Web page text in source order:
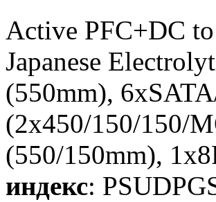
Active PFC+DC
Japanese
(550mm),
(2x450/150/150/
(550/150mm),
индекс: